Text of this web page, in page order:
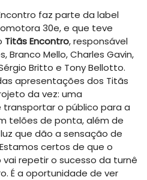
faz parte da label
30e, e que teve
Titãs Encontro, responsável
Branco Mello, Charles Gavin,
Britto e Tony Bellotto.
apresentações dos Titãs
da vez: uma
o público para a
telões de ponta, além de
que dão a sensação de
certos de que o
vai repetir o sucesso da turnê
É a oportunidade de ver